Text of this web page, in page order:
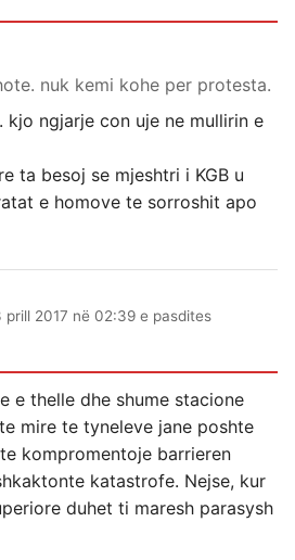
nuk kemi kohe per protesta.
kjo ngjarje con uje ne mullirin e
ta besoj se mjeshtri i KGB u
e homove te sorroshit apo
prill 2017 në 02:39 e pasdites
e thelle dhe shume stacione
mire te tyneleve jane poshte
kompromentoje barrieren
katastrofe. Nejse, kur
duhet ti maresh parasysh